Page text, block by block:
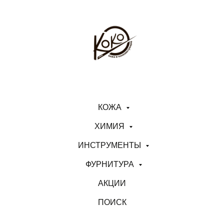
КОЖА
ХИМИЯ
ИНСТРУМЕНТЫ
ФУРНИТУРА
АКЦИИ
ПОИСК